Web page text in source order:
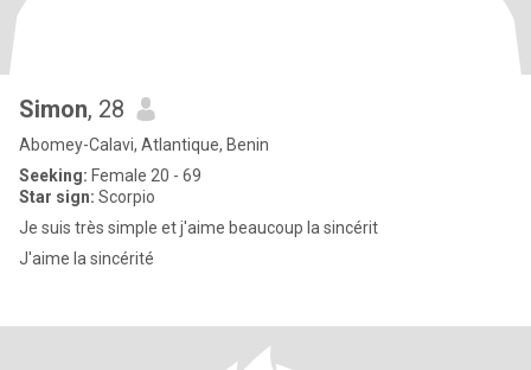
Simon, 28
Abomey-Calavi, Atlantique, Benin
Seeking: Female 20 - 69
Star sign: Scorpio
Je suis très simple et j'aime beaucoup la sincérit
J'aime la sincérité